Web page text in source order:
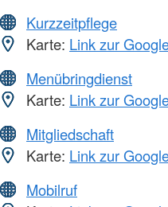
Kurzzeitpflege
Karte: Link zur
Menübringdienst
Karte: Link zur
Mitgliedschaft
Karte: Link zur
Mobilruf